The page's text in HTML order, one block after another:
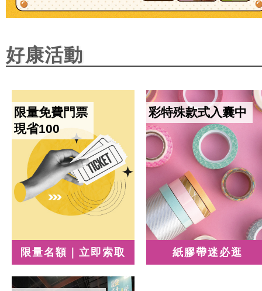
好康活動
限量免費門票
現省100
限量名額｜立即索取
彩特殊款式入囊中
紙膠帶迷必逛